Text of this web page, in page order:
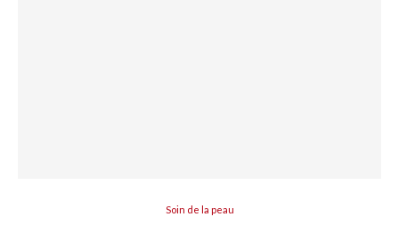
Soin de la peau